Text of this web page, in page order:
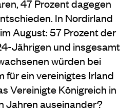
47 Prozent dagegen
In Nordirland
im August: 57 Prozent der
Jährigen und insgesamt
würden bei
für ein vereinigtes Irland
Vereinigte Königreich in
Jahren auseinander?